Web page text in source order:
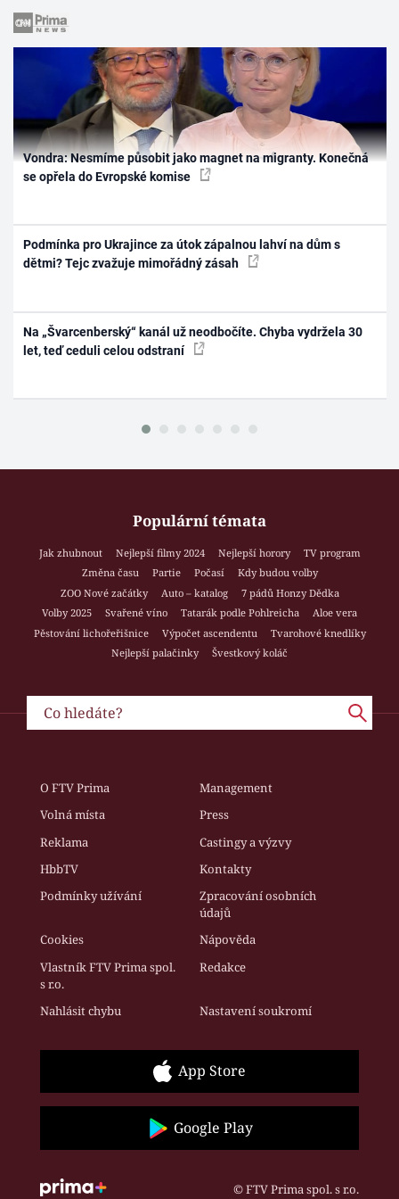
Vondra: Nesmíme působit jako magnet na migranty. Konečná
se opřela do Evropské komise
Podmínka pro Ukrajince za útok zápalnou lahví na dům s
dětmi? Tejc zvažuje mimořádný zásah
Na „Švarcenberský“ kanál už neodbočíte. Chyba vydržela 30
let, teď ceduli celou odstraní
Populární témata
Jak zhubnout Nejlepší filmy 2024 Nejlepší horory
TV program
Změna času
Partie Počasí
Kdy budou volby
ZOO Nové začátky
Auto – katalog
7 pádů Honzy Dědka
Volby 2025
Svařené víno Tatarák podle Pohlreicha
Aloe vera
Pěstování lichořeřišnice
Výpočet ascendentu
Tvarohové knedlíky
Nejlepší palačinky
Švestkový koláč
O FTV Prima
Management
Volná místa
Press
Reklama
Castingy a výzvy
HbbTV
Kontakty
Podmínky užívání
Zpracování osobních
údajů
Cookies
Nápověda
Vlastník FTV Prima spol.
s r.o.
Redakce
Nahlásit chybu Nastavení soukromí
App Store
Google Play
© FTV Prima spol. s r.o.